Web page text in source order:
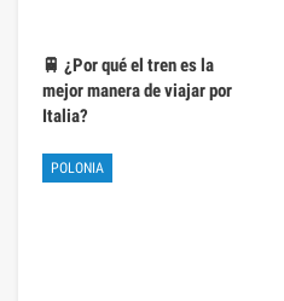
🚆 ¿Por qué el tren es la
mejor manera de viajar por
Italia?
POLONIA